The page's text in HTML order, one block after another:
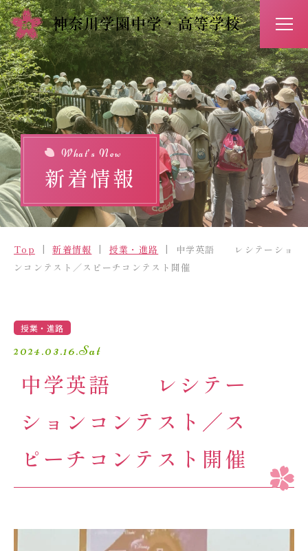
アクセス お問い合わせ
入試情報 イベント予約
Top
新着情報
学校紹介
学園生活
進路・進学
入試情報
受験生の方へ 卒業生の方へ
保護者の方へ アクセスマップ
よくあるご質問 個人情報保護方針
What’s New
新着情報
Top 新着情報 授業・進路
中学英語 レシテーショ
ンコンテスト／スピーチコンテスト開催
授業・進路
2024.03.16.Sat
中学英語 レシテー
ションコンテスト／ス
ピーチコンテスト開催